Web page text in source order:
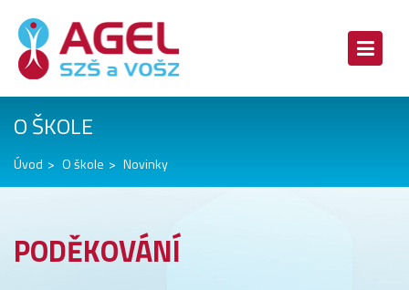
O ŠKOLE
Úvod O škole Novinky
PODĚKOVÁNÍ